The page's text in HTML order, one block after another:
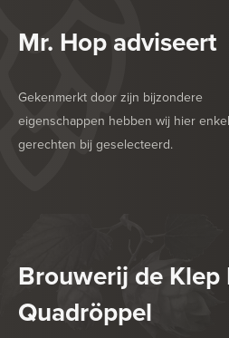
Mr. Hop adviseert
Gekenmerkt door zijn bijzondere
eigenschappen hebben wij hier
gerechten bij geselecteerd.
HEERLIJK BIJ
Brouwerij de Klep
Quadröppel